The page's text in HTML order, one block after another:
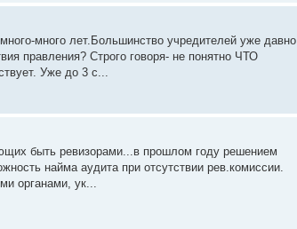
много лет.Большинство учредителей уже давно
правления? Строго говоря- не понятно ЧТО
Уже до 3 с...
быть ревизорами...в прошлом году решением
найма аудита при отсутствии рев.комиссии.
органами, ук...